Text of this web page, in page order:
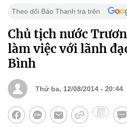
Theo dõi Báo Thanh tra trên
Chủ tịch nước
làm việc với lãnh
Bình
Thứ ba, 12/08/2014 - 20:44